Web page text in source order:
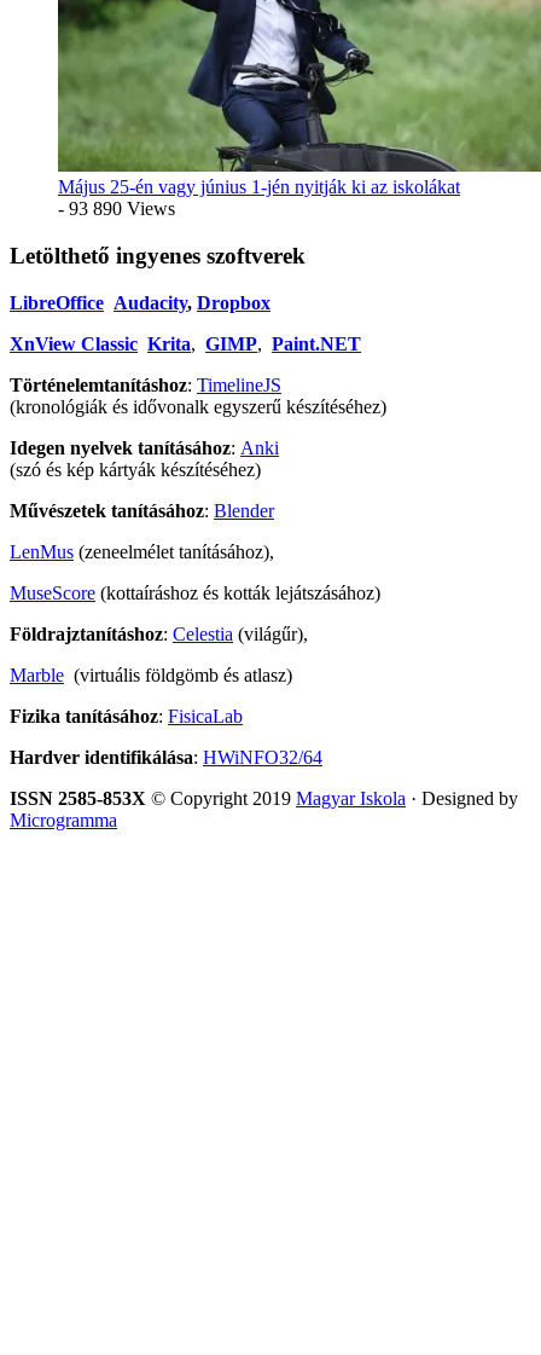
Május 25-én vagy június 1-jén nyitják ki az iskolákat
- 93 890 Views
Letölthető ingyenes szoftverek
LibreOffice Audacity, Dropbox
XnView Classic Krita, GIMP, Paint.NET
Történelemtanításhoz: TimelineJS
(kronológiák és idővonalk egyszerű készítéséhez)
Idegen nyelvek tanításához: Anki
(szó és kép kártyák készítéséhez)
Művészetek tanításához: Blender
LenMus (zeneelmélet tanításához),
MuseScore (kottaíráshoz és kották lejátszásához)
Földrajztanításhoz: Celestia (világűr),
Marble (virtuális földgömb és atlasz)
Fizika tanításához: FisicaLab
Hardver identifikálása: HWiNFO32/64
ISSN 2585-853X © Copyright 2019 Magyar Iskola · Designed by
Microgramma